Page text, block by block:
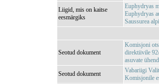
Liigid, mis on kaitse
eesmärgiks
Euphydryas
Euphydryas
Saussurea
Seotud dokument
Komisjoni
direktiivile
asuvate
Seotud dokument
Vabariigi
Komisjonile